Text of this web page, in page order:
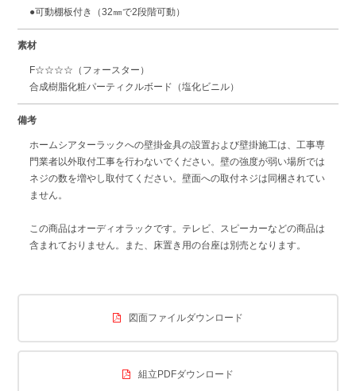
●可動棚板付き（32㎜で2段階可動）
素材
F☆☆☆☆（フォースター）
合成樹脂化粧パーティクルボード（塩化ビニル）
備考
ホームシアターラックへの壁掛金具の設置および壁掛施工は、工事専
門業者以外取付工事を行わないでください。壁の強度が弱い場所では
ネジの数を増やし取付てください。壁面への取付ネジは同梱されてい
ません。
この商品はオーディオラックです。テレビ、スピーカーなどの商品は
含まれておりません。また、床置き用の台座は別売となります。
図面ファイルダウンロード
組立PDFダウンロード